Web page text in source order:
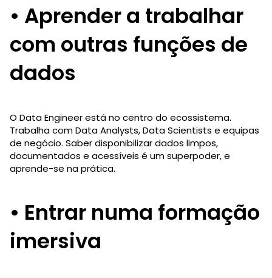
• Aprender a trabalhar
com outras funções de
dados
O Data Engineer está no centro do ecossistema.
Trabalha com Data Analysts, Data Scientists e equipas
de negócio. Saber disponibilizar dados limpos,
documentados e acessíveis é um superpoder, e
aprende-se na prática.
• Entrar numa formação
imersiva